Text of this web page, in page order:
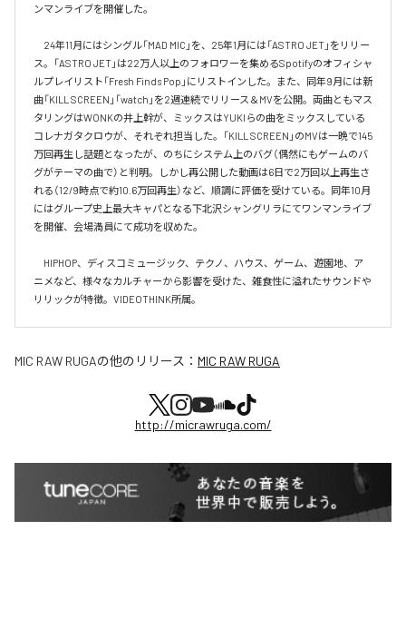
ンマンライブを開催した。
24年11月にはシングル「MAD MIC」を、25年1月には「ASTRO JET」をリリー
ス。「ASTRO JET」は22万人以上のフォロワーを集めるSpotifyのオフィシャ
ルプレイリスト「Fresh Finds Pop」にリストインした。また、同年9月には新
曲「KILL SCREEN」「watch」を2週連続でリリース＆MVを公開。両曲ともマス
タリングはWONKの井上幹が、ミックスはYUKIらの曲をミックスしている
コレナガタクロウが、それぞれ担当した。「KILL SCREEN」のMVは一晩で145
万回再生し話題となったが、のちにシステム上のバグ（偶然にもゲームのバ
グがテーマの曲で）と判明。しかし再公開した動画は6日で2万回以上再生さ
れる（12/9時点で約10.6万回再生）など、順調に評価を受けている。同年10月
にはグループ史上最大キャパとなる下北沢シャングリラにてワンマンライブ
を開催、会場満員にて成功を収めた。
HIPHOP、ディスコミュージック、テクノ、ハウス、ゲーム、遊園地、ア
ニメなど、様々なカルチャーから影響を受けた、雑食性に溢れたサウンドや
リリックが特徴。VIDEOTHINK所属。
MIC RAW RUGAの他のリリース： MIC RAW RUGA
http://micrawruga.com/